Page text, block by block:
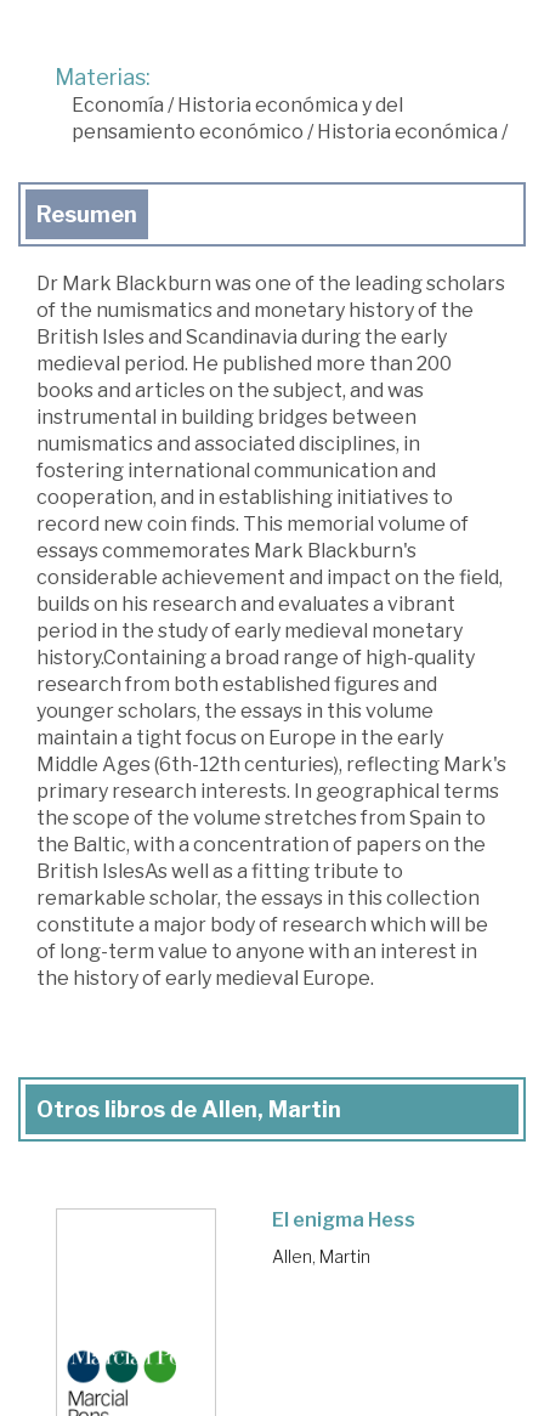
Materias:
Economía / Historia económica y del
pensamiento económico / Historia económica /
Resumen
Dr Mark Blackburn was one of the leading scholars
of the numismatics and monetary history of the
British Isles and Scandinavia during the early
medieval period. He published more than 200
books and articles on the subject, and was
instrumental in building bridges between
numismatics and associated disciplines, in
fostering international communication and
cooperation, and in establishing initiatives to
record new coin finds. This memorial volume of
essays commemorates Mark Blackburn's
considerable achievement and impact on the field,
builds on his research and evaluates a vibrant
period in the study of early medieval monetary
history.Containing a broad range of high-quality
research from both established figures and
younger scholars, the essays in this volume
maintain a tight focus on Europe in the early
Middle Ages (6th-12th centuries), reflecting Mark's
primary research interests. In geographical terms
the scope of the volume stretches from Spain to
the Baltic, with a concentration of papers on the
British IslesAs well as a fitting tribute to
remarkable scholar, the essays in this collection
constitute a major body of research which will be
of long-term value to anyone with an interest in
the history of early medieval Europe.
Otros libros de Allen, Martin
El enigma Hess
Allen, Martin